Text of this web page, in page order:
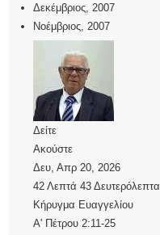
Δεκέμβριος, 2007
Νοέμβριος, 2007
Δείτε
Ακούστε
Δευ, Απρ 20, 2026
42 Λεπτά 43 Δευτερόλεπτα
Κήρυγμα Ευαγγελίου
Α' Πέτρου 2:11-25